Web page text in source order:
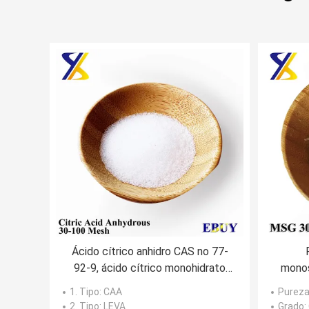
Ácido cítrico anhidro CAS no 77-
92-9, ácido cítrico monohidrato
CAS no 5949-29-1, citrato
trisódico CAS no 6132-04-3
1. Tipo: CAA
2. Tipo: LEVA
Grado